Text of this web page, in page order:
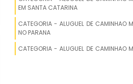
EM SANTA CATARINA
CATEGORIA - ALUGUEL DE CAMINHAO
NO PARANA
CATEGORIA - ALUGUEL DE CAMINHAO